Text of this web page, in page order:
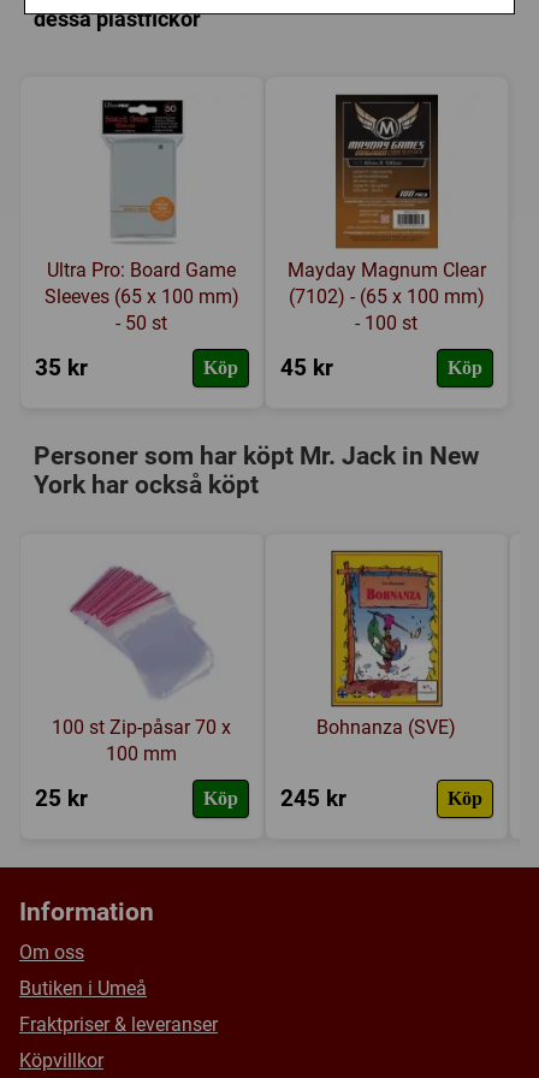
att man kör en 3-4 partier av bara farten (det gör man
ju inte med Risk direkt). :)
2011-06-23 av: eatem
Skriv en recension
Försälj. rank:
dessa plastfickor
Ultra Pro: Board Game
Sleeves (65 x 100 mm)
- 50 st
35 kr Köp
Mayday Magnum Clear
(7102) - (65 x 100 mm)
- 100 st
45 kr Köp
Personer som har köpt Mr. Jack in New
York har också köpt
100 st Zip-påsar 70 x
100 mm
25 kr Köp
Bohnanza (SVE)
245 kr Köp
Information
Om oss
Butiken i Umeå
Fraktpriser & leveranser
Köpvillkor